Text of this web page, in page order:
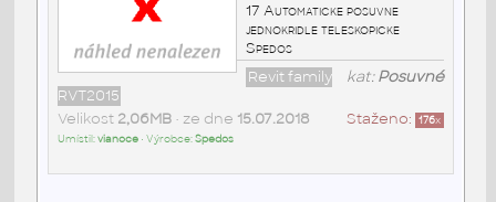
17 Automaticke posuvne
jednokridle teleskopicke
Spedos
kat:Posuvné
Revit family
RVT2015
Staženo: 176x
Velikost 2,06MB• ze dne 15.07.2018
Umístil:vianoce• Výrobce:Spedos